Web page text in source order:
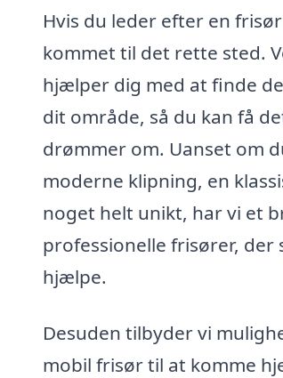
Hvis du leder efter en
kommet til det rette sted.
hjælper dig med at finde
dit område, så du kan få
drømmer om. Uanset om
moderne klipning, en
noget helt unikt, har vi et
professionelle frisører, der
hjælpe.
Desuden tilbyder vi
mobil frisør til at komme